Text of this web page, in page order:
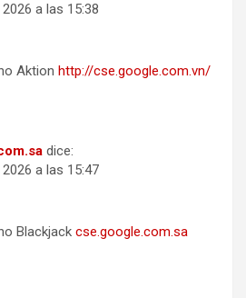
a las 15:38
Aktion http://cse.google.com.vn/
dice:
a las 15:47
Blackjack cse.google.com.sa